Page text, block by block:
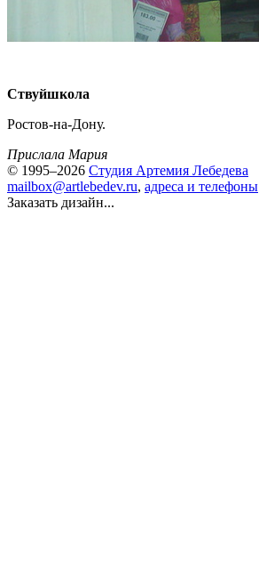
Ствуйшкола
Ростов-на-Дону.
Прислала Мария
© 1995–2026 Студия Артемия Лебедева
mailbox@artlebedev.ru, адреса и телефоны
Заказать дизайн...